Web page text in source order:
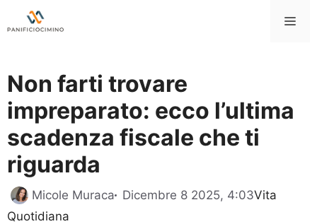
al
Non farti trovare
impreparato: ecco l’ultima
scadenza fiscale che ti
riguarda
Micole Muraca Dicembre 8 2025, 4:03Categorie
Vita
Quotidiana